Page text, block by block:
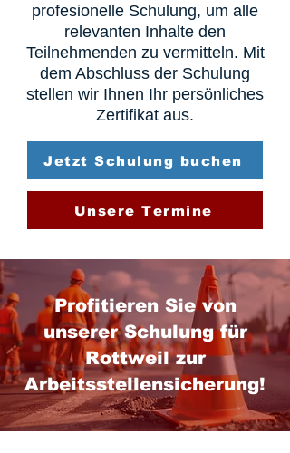
profesionelle Schulung, um alle
relevanten Inhalte den
Teilnehmenden zu vermitteln. Mit
dem Abschluss der Schulung
stellen wir Ihnen Ihr persönliches
Zertifikat aus.
Jetzt Schulung buchen
Unsere Termine
Profitieren Sie von
unserer Schulung für
Rottweil zur
Arbeitsstellensicherung!